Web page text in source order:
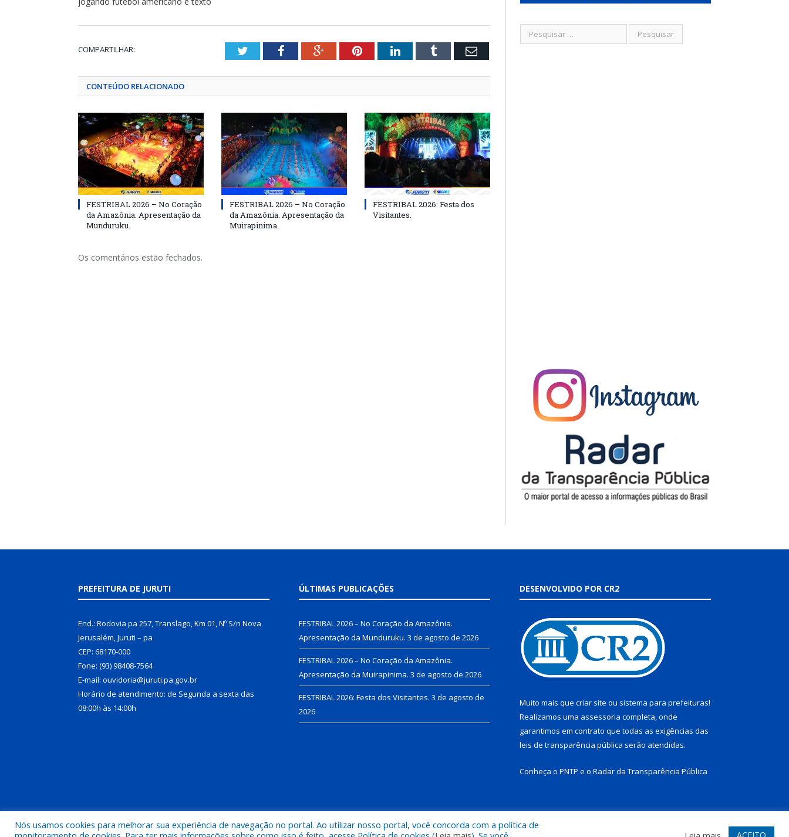
COMPARTILHAR: TwitterFacebookGoogle+PinterestLinkedInTumblr Email
CONTEÚDO RELACIONADO
FESTRIBAL 2026 – No Coração
da Amazônia. Apresentação da
Munduruku.
FESTRIBAL 2026 – No Coração
da Amazônia. Apresentação da
Muirapinima.
FESTRIBAL 2026: Festa dos
Visitantes.
Os comentários estão fechados.
PREFEITURA DE JURUTI
End.: Rodovia pa 257, Translago, Km 01, Nº S/n Nova
Jerusalém, Juruti – pa
CEP: 68170-000
Fone: (93) 98408-7564
E-mail: ouvidoria@juruti.pa.gov.br
Horário de atendimento: de Segunda a sexta das
08:00h às 14:00h
ÚLTIMAS PUBLICAÇÕES
FESTRIBAL 2026 – No Coração da Amazônia.
Apresentação da Munduruku. 3 de agosto de 2026
FESTRIBAL 2026 – No Coração da Amazônia.
Apresentação da Muirapinima. 3 de agosto de 2026
FESTRIBAL 2026: Festa dos Visitantes. 3 de agosto de
2026
DESENVOLVIDO POR CR2
Muito mais que criar site ou sistema para prefeituras!
Realizamos uma assessoria completa, onde
garantimos em contrato que todas as exigências das
leis de transparência pública serão atendidas.
Conheça o PNTP e o Radar da Transparência Pública
Todos os direitos reservados a Prefeitura Municipal de Juruti. Mapa do Site Acessar Webmail
Nós usamos cookies para melhorar sua experiência de navegação no portal. Ao utilizar nosso portal, você concorda com a política de
ACEITO